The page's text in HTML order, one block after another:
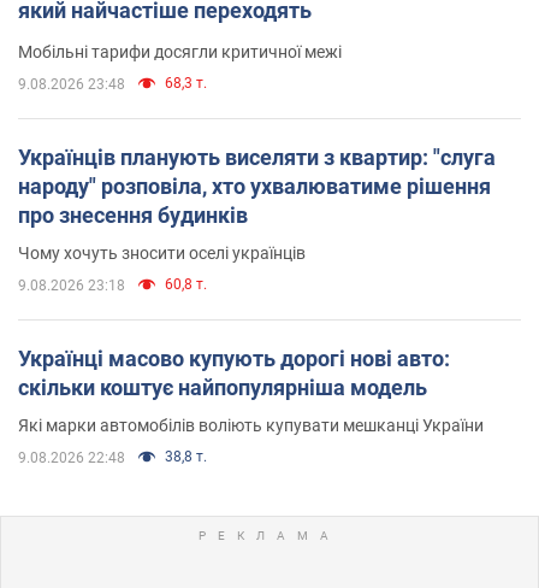
який найчастіше переходять
Мобільні тарифи досягли критичної межі
9.08.2026 23:48 68,3 т.
Українців планують виселяти з квартир: "слуга
народу" розповіла, хто ухвалюватиме рішення
про знесення будинків
Чому хочуть зносити оселі українців
9.08.2026 23:18 60,8 т.
Українці масово купують дорогі нові авто:
скільки коштує найпопулярніша модель
Які марки автомобілів воліють купувати мешканці України
9.08.2026 22:48 38,8 т.